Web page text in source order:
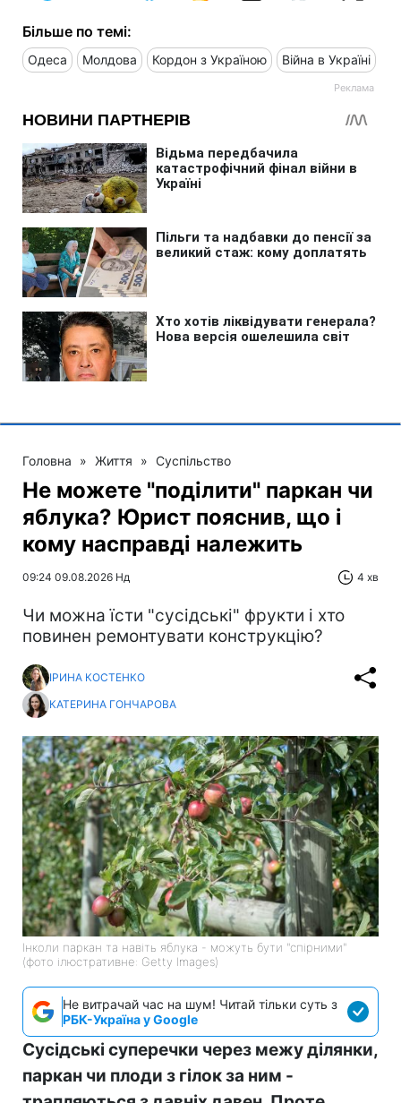
Більше по темі:
Одеса Молдова Кордон з Україною Війна в Україні
Головна » Життя » Суспільство
Не можете "поділити" паркан чи
яблука? Юрист пояснив, що і
кому насправді належить
09:24 09.08.2026 Нд 4 хв
Чи можна їсти "сусідські" фрукти і хто
повинен ремонтувати конструкцію?
ІРИНА КОСТЕНКО
КАТЕРИНА ГОНЧАРОВА
Інколи паркан та навіть яблука - можуть бути "спірними"
(фото ілюстративне: Getty Images)
Не витрачай час на шум! Читай тільки суть з
РБК-Україна у Google
Сусідські суперечки через межу ділянки,
паркан чи плоди з гілок за ним -